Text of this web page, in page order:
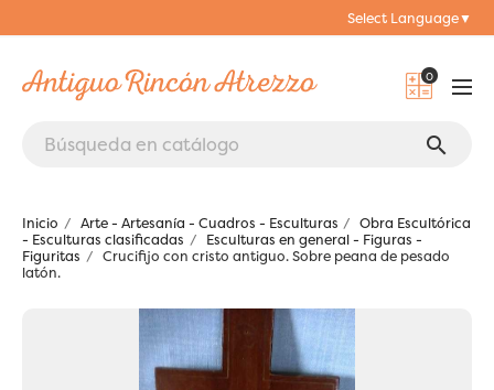
Select Language▼
0
search
Inicio Arte - Artesanía - Cuadros - Esculturas
Obra Escultórica
- Esculturas clasificadas
Esculturas en general - Figuras -
Figuritas
Crucifijo con cristo antiguo. Sobre peana de pesado
latón.